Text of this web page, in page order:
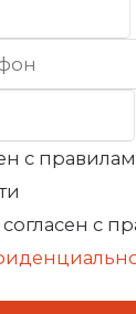
с
с